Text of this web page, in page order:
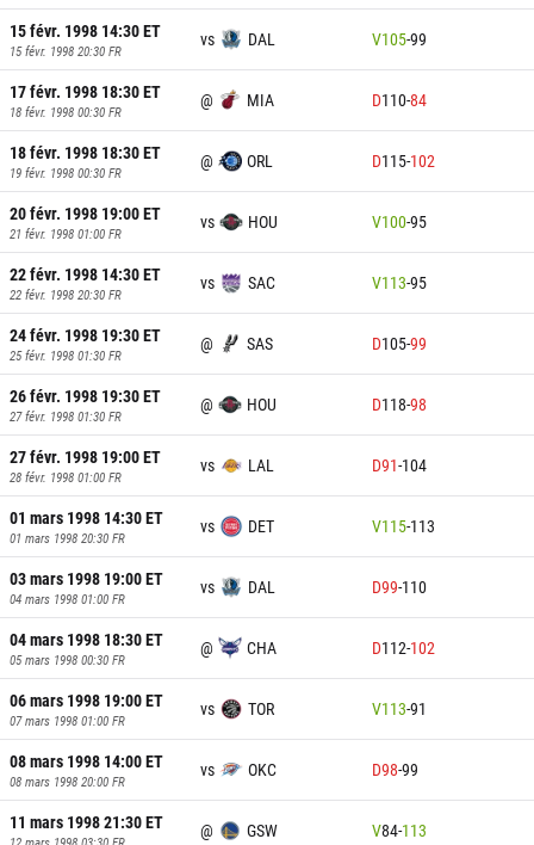
15 févr. 1998 14:30ET
15 févr. 1998 20:30 FR
vs DAL V105-99
17 févr. 1998 18:30ET
18 févr. 1998 00:30 FR
@ MIA D110-84
18 févr. 1998 18:30ET
19 févr. 1998 00:30 FR
@ ORL D115-102
20 févr. 1998 19:00ET
21 févr. 1998 01:00 FR
vs HOU V100-95
22 févr. 1998 14:30ET
22 févr. 1998 20:30 FR
vs SAC V113-95
24 févr. 1998 19:30ET
25 févr. 1998 01:30 FR
@ SAS D105-99
26 févr. 1998 19:30ET
27 févr. 1998 01:30 FR
@ HOU D118-98
27 févr. 1998 19:00ET
28 févr. 1998 01:00 FR
vs LAL D91-104
01 mars 1998 14:30ET
01 mars 1998 20:30 FR
vs DET V115-113
03 mars 1998 19:00ET
04 mars 1998 01:00 FR
vs DAL D99-110
04 mars 1998 18:30ET
05 mars 1998 00:30 FR
@ CHA D112-102
06 mars 1998 19:00ET
07 mars 1998 01:00 FR
vs TOR V113-91
08 mars 1998 14:00ET
08 mars 1998 20:00 FR
vs OKC D98-99
11 mars 1998 21:30ET @ GSW V84-113